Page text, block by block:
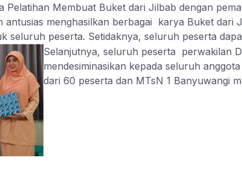
Pelatihan Membuat Buket dari Jilbab dengan
antusias menghasilkan berbagai karya Buket dari
seluruh peserta. Setidaknya, seluruh peserta
Selanjutnya, seluruh peserta perwakilan
mendesiminasikan kepada seluruh
dari 60 peserta dan MTsN 1 Banyuwangi